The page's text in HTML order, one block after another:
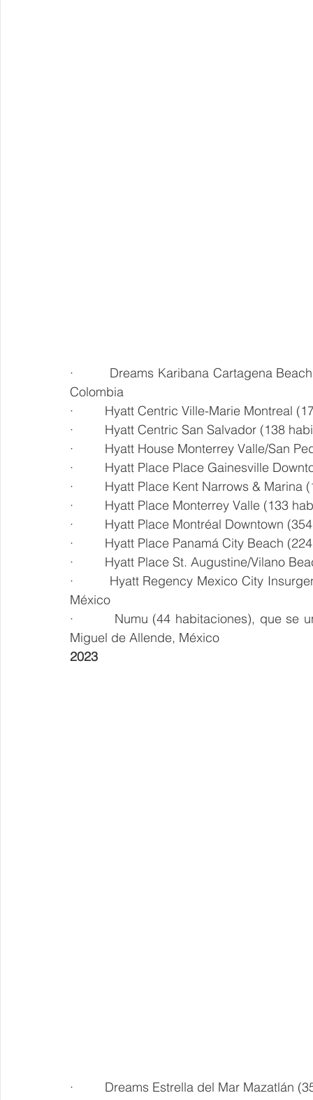
·         Dreams Karibana Cartagena
Colombia
·         Hyatt Centric Ville-Marie Montreal
·         Hyatt Centric San Salvador (138
·         Hyatt House Monterrey Valle/San
·         Hyatt Place Place Gainesville
·         Hyatt Place Kent Narrows &
·         Hyatt Place Monterrey Valle (133
·         Hyatt Place Montréal Downtown
·         Hyatt Place Panamá City Beach
·         Hyatt Place St. Augustine/Vilano
·         Hyatt Regency Mexico City
México
·         Numu (44 habitaciones), que se
Miguel de Allende, México
2023
·         Dreams Estrella del Mar Mazatlán